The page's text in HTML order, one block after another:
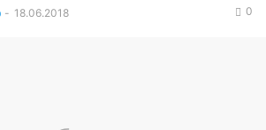
- 18.06.2018 0